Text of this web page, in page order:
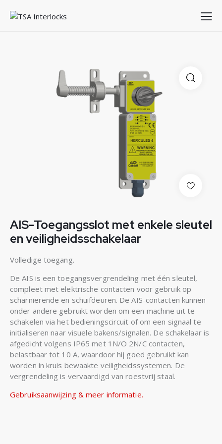
AIS-Toegangsslot met enkele sleutel
en veiligheidsschakelaar
Volledige toegang.
De AIS is een toegangsvergrendeling met één sleutel,
compleet met elektrische contacten voor gebruik op
scharnierende en schuifdeuren. De AIS-contacten kunnen
onder andere gebruikt worden om een machine uit te
schakelen via het bedieningscircuit of om een signaal te
initialiseren naar visuele bakens/signalen. De schakelaar is
afgedicht volgens IP65 met 1N/O 2N/C contacten,
belastbaar tot 10 A, waardoor hij goed gebruikt kan
worden in kruis bewaakte veiligheidssystemen. De
vergrendeling is vervaardigd van roestvrij staal.
Gebruiksaanwijzing & meer informatie.